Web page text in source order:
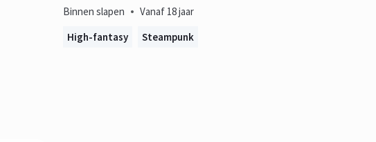
Binnen slapen • Vanaf 18 jaar
High-fantasy
Steampunk